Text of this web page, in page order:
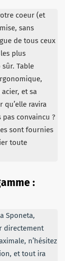
coeur (et
sans
de tous ceux
plus
Table
et sa
qu’elle ravira
convaincu ?
sont fournies
toute
:
Sponeta,
directement
n’hésitez
et tout ira